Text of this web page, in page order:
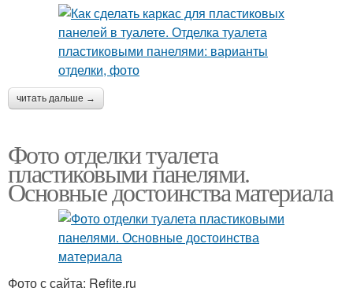
читать дальше →
Фото отделки туалета
пластиковыми панелями.
Основные достоинства материала
Фото с сайта: Refite.ru